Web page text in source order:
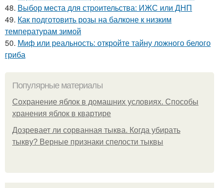
48. Выбор места для строительства: ИЖС или ДНП
49. Как подготовить розы на балконе к низким
температурам зимой
50. Миф или реальность: откройте тайну ложного белого
гриба
Популярные материалы
Сохранение яблок в домашних условиях. Способы
хранения яблок в квартире
Дозревает ли сорванная тыква. Когда убирать
тыкву? Верные признаки спелости тыквы